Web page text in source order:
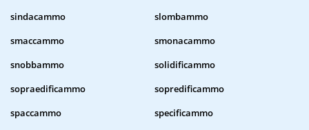
sindacammo
slombammo
smaccammo
smonacammo
snobbammo
solidificammo
sopraedificammo
sopredificammo
spaccammo
specificammo